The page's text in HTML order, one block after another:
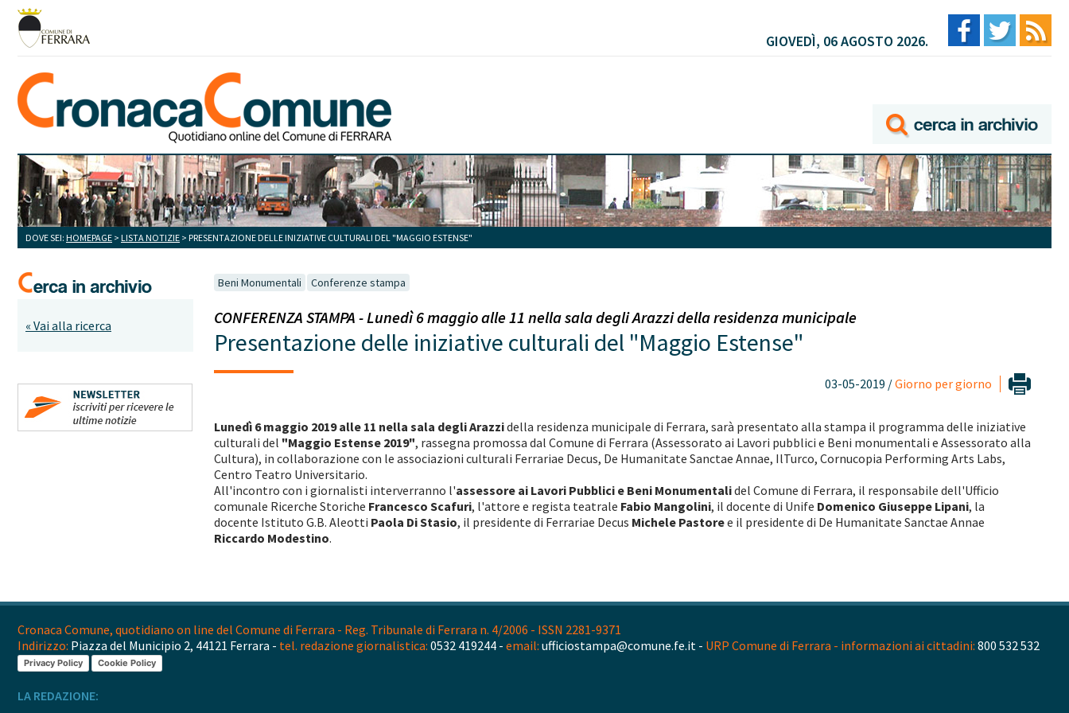
GIOVEDÌ, 06 AGOSTO 2026.
DOVE SEI: HOMEPAGE > LISTA NOTIZIE > PRESENTAZIONE DELLE INIZIATIVE CULTURALI DEL "MAGGIO ESTENSE"
« Vai alla ricerca
Beni Monumentali Conferenze stampa
CONFERENZA STAMPA - Lunedì 6 maggio alle 11 nella sala degli Arazzi della residenza municipale
Presentazione delle iniziative culturali del "Maggio Estense"
03-05-2019 /Giorno per giorno
Lunedì 6 maggio 2019 alle 11 nella sala degli Arazzidella residenza municipale di Ferrara, sarà presentato alla stampa il programma delle iniziative
culturali del "Maggio Estense 2019", rassegna promossa dal Comune di Ferrara (Assessorato ai Lavori pubblici e Beni monumentali e Assessorato alla
Cultura), in collaborazione con le associazioni culturali Ferrariae Decus, De Humanitate Sanctae Annae, IlTurco, Cornucopia Performing Arts Labs,
Centro Teatro Universitario.
All'incontro con i giornalisti interverranno l'assessore ai Lavori Pubblici e Beni Monumentalidel Comune di Ferrara, il responsabile dell'Ufficio
comunale Ricerche Storiche Francesco Scafuri, l'attore e regista teatrale Fabio Mangolini, il docente di Unife Domenico Giuseppe Lipani, la
docente Istituto G.B. Aleotti Paola Di Stasio, il presidente di Ferrariae Decus Michele Pastoree il presidente di De Humanitate Sanctae Annae
Riccardo Modestino.
Cronaca Comune, quotidiano on line del Comune di Ferrara - Reg. Tribunale di Ferrara n. 4/2006 - ISSN 2281-9371
Indirizzo: Piazza del Municipio 2, 44121 Ferrara - tel. redazione giornalistica: 0532 419244 - email: ufficiostampa@comune.fe.it - URP Comune di Ferrara - informazioni ai cittadini: 800 532 532
Privacy Policy Cookie Policy
LA REDAZIONE: